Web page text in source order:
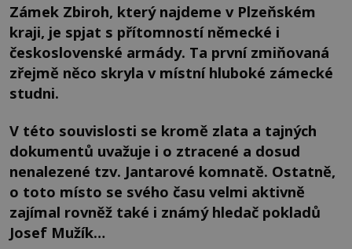
Zámek Zbiroh, který najdeme v Plzeňském
kraji, je spjat s přítomností německé i
československé armády. Ta první zmiňovaná
zřejmě něco skryla v místní hluboké zámecké
studni.
V této souvislosti se kromě zlata a tajných
dokumentů uvažuje i o ztracené a dosud
nenalezené tzv. Jantarové komnatě. Ostatně,
o toto místo se svého času velmi aktivně
zajímal rovněž také i známý hledač pokladů
Josef Mužík…